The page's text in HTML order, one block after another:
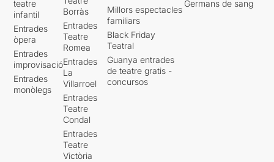
teatre
infantil
Entrades
òpera
Entrades
improvisació
Entrades
monòlegs
Borràs
Entrades
Teatre
Romea
Entrades
La
Villarroel
Entrades
Teatre
Condal
Entrades
Teatre
Victòria
Millors espectacles
familiars
Black Friday
Teatral
Guanya entrades
de teatre gratis -
concursos
Germans de sang